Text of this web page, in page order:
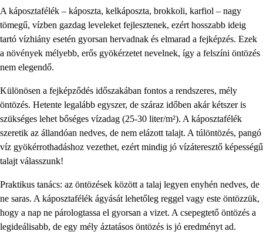
A káposztafélék – káposzta, kelkáposzta, brokkoli, karfiol – nagy
tömegű, vízben gazdag leveleket fejlesztenek, ezért hosszabb ideig
tartó vízhiány esetén gyorsan hervadnak és elmarad a fejképzés. Ezek
a növények mélyebb, erős gyökérzetet nevelnek, így a felszíni öntözés
nem elegendő.
Különösen a fejképződés időszakában fontos a rendszeres, mély
öntözés. Hetente legalább egyszer, de száraz időben akár kétszer is
szükséges lehet bőséges vízadag (25-30 liter/m²). A káposztafélék
szeretik az állandóan nedves, de nem elázott talajt. A túlöntözés, pangó
víz gyökérrothadáshoz vezethet, ezért mindig jó vízáteresztő képességű
talajt válasszunk!
Praktikus tanács: az öntözések között a talaj legyen enyhén nedves, de
ne saras. A káposztafélék ágyását lehetőleg reggel vagy este öntözzük,
hogy a nap ne párologtassa el gyorsan a vizet. A csepegtető öntözés a
legideálisabb, de egy mély áztatásos öntözés is jó eredményt ad.